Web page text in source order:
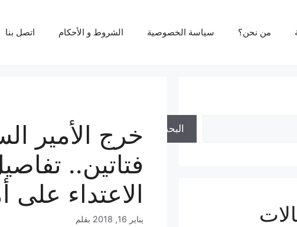
من نحن؟ سياسة الخصوصية الشروط و الأحكام اتصل بنا
خرج الأمير
فتاتين..
الاعتداء على
يناير 16, 2018 بقلم
البحث